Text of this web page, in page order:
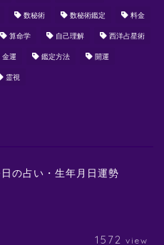
数秘術 数秘術鑑定 料金
算命学 自己理解 西洋占星術
金運 鑑定方法 開運
霊視
の占い・生年月日運勢
1572 view